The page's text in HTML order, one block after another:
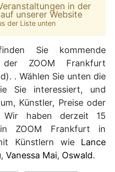
in der
unserer Website
der Liste unten
Sie kommende
ZOOM Frankfurt
. Wählen Sie unten die
Sie interessiert, und
Künstler, Preise oder
Wir haben derzeit 15
ZOOM Frankfurt in
Künstlern wie Lance
, Vanessa Mai, Oswald.